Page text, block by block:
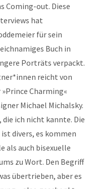
Coming-out. Diese
hat
für sein
Buch in
Porträts verpackt.
reicht von
Charming«
Michael Michalsky.
die ich nicht kannte. Die
divers, es kommen
als auch bisexuelle
zu Wort. Den Begriff
übertrieben, aber es